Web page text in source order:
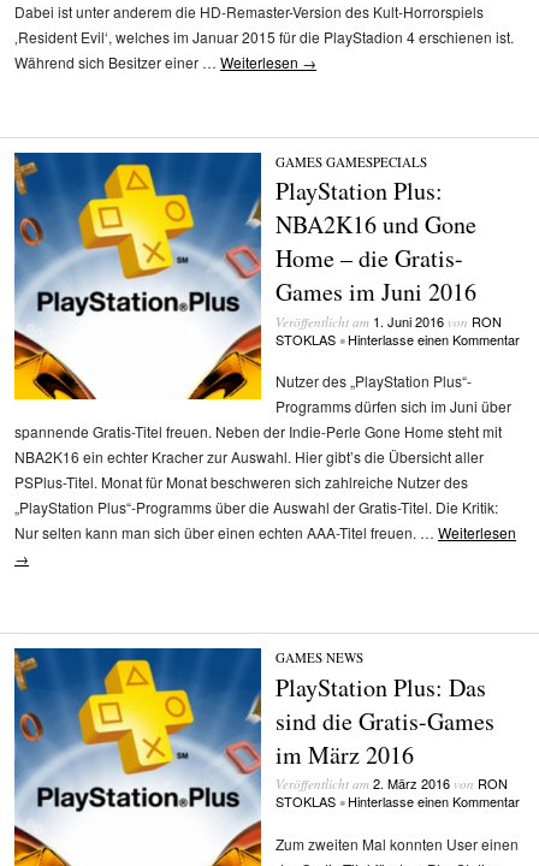
Dabei ist unter anderem die HD-Remaster-Version des Kult-Horrorspiels
‚Resident Evil‘, welches im Januar 2015 für die PlayStadion 4 erschienen ist.
Während sich Besitzer einer … Weiterlesen →
GAMES/GAMESPECIALS
PlayStation Plus:
NBA2K16 und Gone
Home – die Gratis-
Games im Juni 2016
Veröffentlicht am 1. Juni 2016von RON
STOKLAS • Hinterlasse einen Kommentar
Nutzer des „PlayStation Plus“-
Programms dürfen sich im Juni über
spannende Gratis-Titel freuen. Neben der Indie-Perle Gone Home steht mit
NBA2K16 ein echter Kracher zur Auswahl. Hier gibt’s die Übersicht aller
PSPlus-Titel. Monat für Monat beschweren sich zahlreiche Nutzer des
„PlayStation Plus“-Programms über die Auswahl der Gratis-Titel. Die Kritik:
Nur selten kann man sich über einen echten AAA-Titel freuen. … Weiterlesen
→
GAMES/NEWS
PlayStation Plus: Das
sind die Gratis-Games
im März 2016
Veröffentlicht am 2. März 2016von RON
STOKLAS • Hinterlasse einen Kommentar
Zum zweiten Mal konnten User einen